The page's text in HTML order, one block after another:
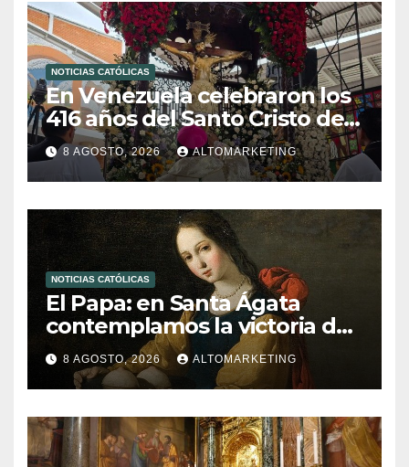
NOTICIAS CATÓLICAS
En Venezuela celebraron los
416 años del Santo Cristo de
La Grita
8 AGOSTO, 2026 ALTOMARKETING
NOTICIAS CATÓLICAS
El Papa: en Santa Ágata
contemplamos la victoria del
amor sobre la muerte
8 AGOSTO, 2026 ALTOMARKETING